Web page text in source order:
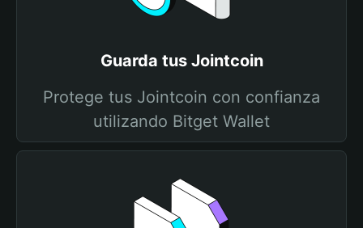
Guarda tus Jointcoin
Protege tus Jointcoin con confianza
utilizando Bitget Wallet